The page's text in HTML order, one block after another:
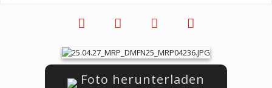
Foto herunterladen